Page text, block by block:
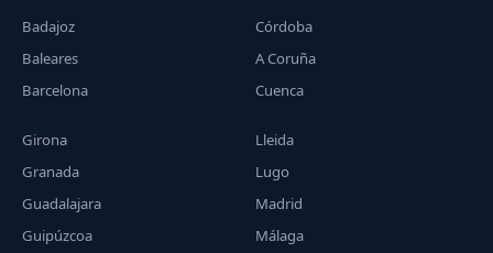
Badajoz
Baleares
Barcelona
Córdoba
A Coruña
Cuenca
Girona
Granada
Guadalajara
Guipúzcoa
Lleida
Lugo
Madrid
Málaga